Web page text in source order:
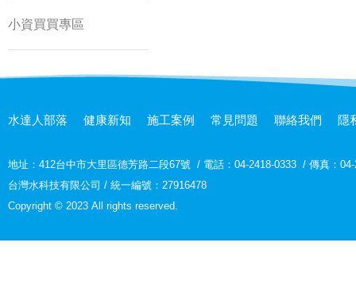
小資買買專區
水達人部落 健康新知 施工案例 常見問題 聯絡我們 隱
地址： 412台中市大里區德芳路二段67號 / 電話：04-2418-0333 / 傳真：
台灣水科技有限公司 / 統一編號：27916478
Copyright © 2023 All rights reserved.